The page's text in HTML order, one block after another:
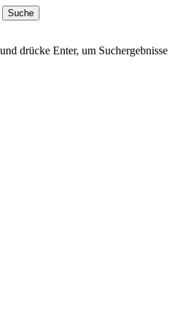
drücke Enter, um Suchergebnisse